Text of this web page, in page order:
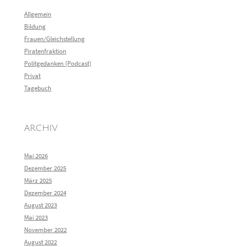
Allgemein
Bildung
Frauen/Gleichstellung
Piratenfraktion
Politgedanken (Podcast)
Privat
Tagebuch
ARCHIV
Mai 2026
Dezember 2025
März 2025
Dezember 2024
August 2023
Mai 2023
November 2022
August 2022